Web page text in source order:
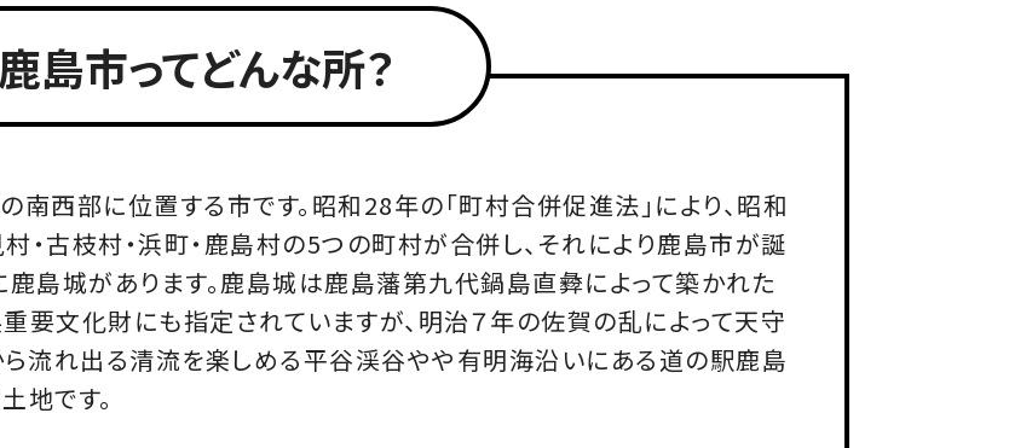
鹿島市ってどんな所？
西部に位置する市です。昭和28年の「町村合併促進法」により、昭和
・古枝村・浜町・鹿島村の5つの町村が合併し、それにより鹿島市が誕
島城があります。鹿島城は鹿島藩第九代鍋島直彜によって築かれた
要文化財にも指定されていますが、明治７年の佐賀の乱によって天守
ら流れ出る清流を楽しめる平谷渓谷やや有明海沿いにある道の駅鹿島
地です。